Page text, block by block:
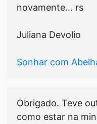
novamente... rs
Juliana Devolio
Sonhar com
Obrigado. Teve
como estar na